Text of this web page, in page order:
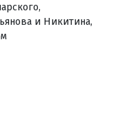
и Никитина,